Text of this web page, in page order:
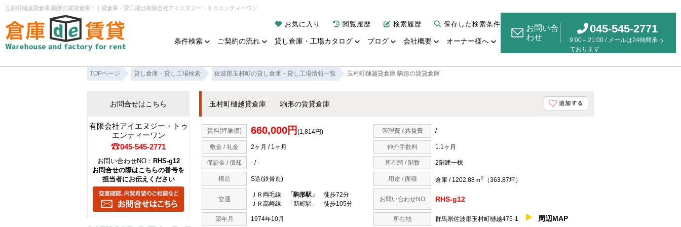
玉村町樋越貸倉庫 駒形の賃貸倉庫！｜貸倉庫・貸工場は有限会社アイエヌジー・トゥエンティーワン
お気に入り 閲覧履歴 検索履歴 保存した検索条件
条件検索 ご契約の流れ 貸し倉庫・工場カタログ ブログ 会社概要 オーナー様へ
お問い合
わせ
045-545-2771
9:00～21:00 / メールは24時間承っ
ております
TOPページ 貸し倉庫・貸し工場検索 佐波郡玉村町の貸し倉庫・貸し工場情報一覧 玉村町樋越貸倉庫 駒形の賃貸倉庫
玉村町樋越貸倉庫 駒形の賃貸倉庫
賃料(坪単価) 660,000円 (1,814円) 管理費 / 共益費 /
敷金 / 礼金 2ヶ月 / 1ヶ月 仲介手数料 1.1ヶ月
保証金 / 償却 - / - 所在階 / 階数 2階建一棟
構造 S造(鉄骨造) 用途 / 面積 倉庫 / 1202.88ｍ2 （363.87坪）
交通
ＪＲ両毛線 「駒形駅」
徒歩72分
ＪＲ高崎線 「新町駅」 徒歩105分
お問い合わせNO RHS-g12
築年月 1974年10月 所在地 群馬県佐波郡玉村町樋越475-1 周辺MAP
お問合せはこちら
有限会社アイエヌジー・トゥ
エンティーワン
045-545-2771
お問い合わせNO： RHS-g12
お問合せの際はこちらの番号を
担当者にお伝えください